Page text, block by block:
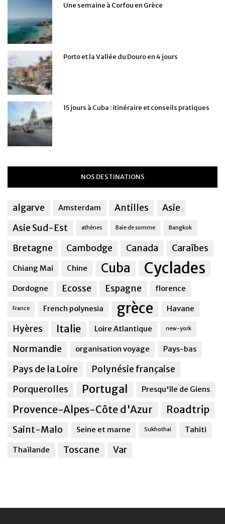
Une semaine à Corfou en Grèce
Porto et la Vallée du Douro en 4 jours
15 jours à Cuba : itinéraire et conseils pratiques
NOS DESTINATIONS
algarve Amsterdam Antilles
Asie
Asie Sud-Est
athènes Baie de somme Bangkok
Bretagne Cambodge Canada Caraîbes
Chiang Mai Chine Cuba Cyclades
Dordogne Ecosse Espagne florence
France French polynesia grèce Havane
Hyères Italie Loire Atlantique new-york
Normandie organisation voyage Pays-bas
Pays de la Loire
Polynésie française
Porquerolles
Portugal Presqu'île de Giens
Provence-Alpes-Côte d'Azur Roadtrip
Saint-Malo Seine et marne Sukhothai Tahiti
Thaïlande Toscane Var